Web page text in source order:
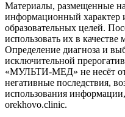
Материалы, размещенные
информационный характер
образовательных целей.
использовать их в
Определение диагноза и
исключительной
«МУЛЬТИ-МЕД» не несёт
негативные последствия,
использования
orekhovo.clinic.